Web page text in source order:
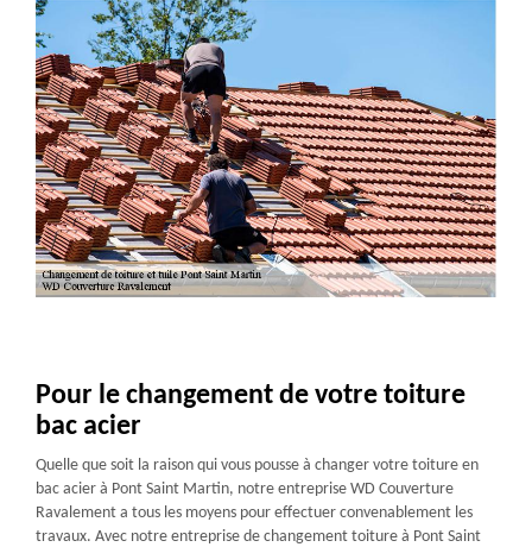
Pour le changement de votre toiture
bac acier
Quelle que soit la raison qui vous pousse à changer votre toiture en
bac acier à Pont Saint Martin, notre entreprise WD Couverture
Ravalement a tous les moyens pour effectuer convenablement les
travaux. Avec notre entreprise de changement toiture à Pont Saint